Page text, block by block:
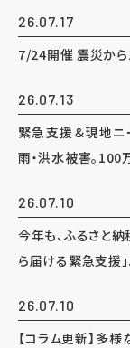
26.07.17
7/24開催 震災か
26.07.13
緊急支援＆現地ニ
雨・洪水被害。100
26.07.10
今年も、ふるさと
ら届ける緊急支援
26.07.10
【コラム更新】多